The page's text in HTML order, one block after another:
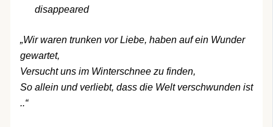
disappeared
„Wir waren trunken vor Liebe, haben auf ein Wunder
gewartet,
Versucht uns im Winterschnee zu finden,
So allein und verliebt, dass die Welt verschwunden ist
..“